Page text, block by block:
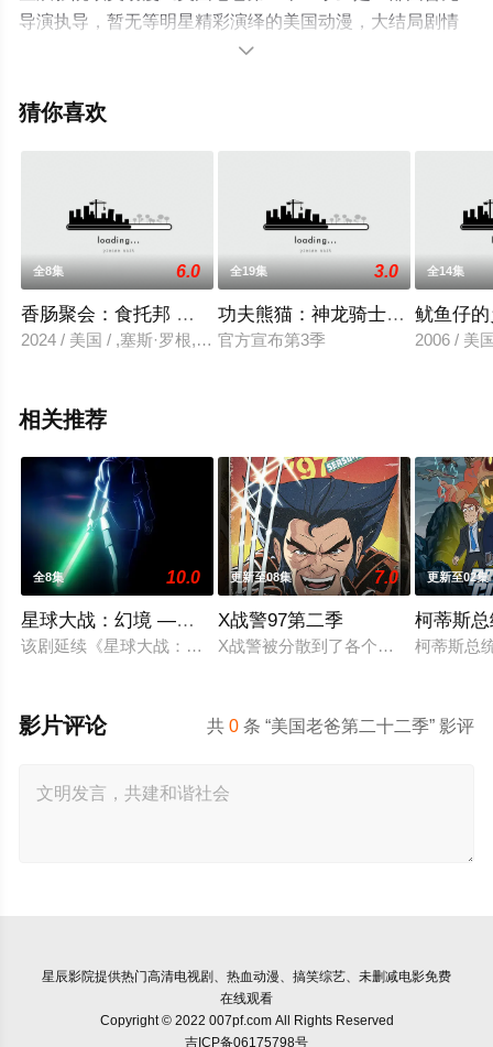
导演执导，暂无等明星精彩演绎的美国动漫，大结局剧情
已揭晓（1-15全集），手机免费观看高清无删减完整版动
电视猫或剧情网等平台了解。

猜你喜欢
全8集 6.0
香肠聚会：食托邦 第一季
2024 / 美国 / ,塞斯·罗根,克里斯汀·韦格,迈克尔·塞拉,大卫·克朗
全19集 3.0
功夫熊猫：神龙骑士 第三季
官方宣布第3季
全14集
鱿鱼仔
2006 / 美
相关推荐
全8集 10.0
星球大战：幻境 —第九个绝地武士
该剧延续《星球大战：幻境》的世界观，见证绝地武士崭新篇章
更新至08集 7.0
X战警97第二季
X战警被分散到了各个时间线，从过
更新至02集
柯蒂斯
柯蒂斯总
共0 条 “美国老爸第二十二季” 影评
影片评论
星辰影院提供热门高清电视剧、热血动漫、搞笑综艺、未删减电影免费
在线观看
Copyright © 2022 007pf.com All Rights Reserved
吉ICP备06175798号